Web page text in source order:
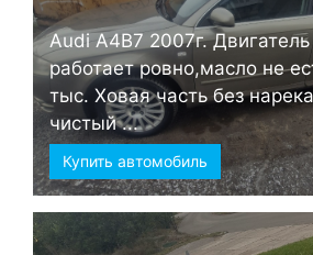
Audi А4B7 2007г. Двигатель
работает ровно,масло не
тыс. Ховая часть без
чистый ...
Купить автомобиль